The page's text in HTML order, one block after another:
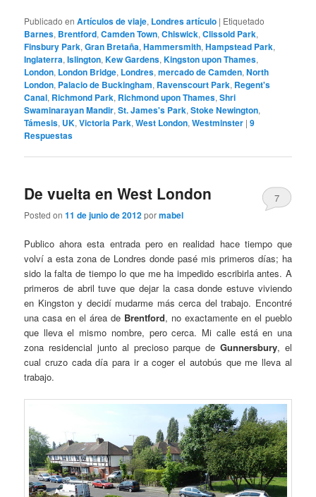
Publicado en Artículos de viaje, Londres artículo | Etiquetado
Barnes, Brentford,Camden Town,Chiswick,Clissold Park,
Finsbury Park,Gran Bretaña,Hammersmith,Hampstead Park,
Inglaterra,Islington,Kew Gardens,Kingston upon Thames,
London, London Bridge, Londres,mercado de Camden,North
London, Palacio de Buckingham, Ravenscourt Park, Regent's
Canal, Richmond Park, Richmond upon Thames,Shri
Swaminarayan Mandir,St. James's Park,Stoke Newington,
Támesis, UK,Victoria Park,West London,Westminster |9
Respuestas
De vuelta en West London
Posted on11 de junio de 2012pormabel
7
Publico ahora esta entrada pero en realidad hace tiempo que
volví a esta zona de Londres donde pasé mis primeros días; ha
sido la falta de tiempo lo que me ha impedido escribirla antes. A
primeros de abril tuve que dejar la casa donde estuve viviendo
en Kingston y decidí mudarme más cerca del trabajo. Encontré
una casa en el área de Brentford, no exactamente en el pueblo
que lleva el mismo nombre, pero cerca. Mi calle está en una
zona residencial junto al precioso parque deGunnersbury, el
cual cruzo cada día para ir a coger el autobús que me lleva al
trabajo.